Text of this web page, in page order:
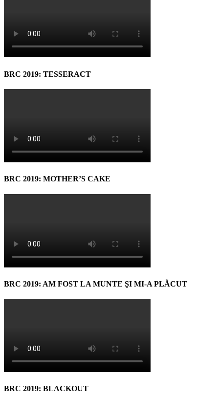
BRC 2019: TESSERACT
BRC 2019: MOTHER’S CAKE
BRC 2019: AM FOST LA MUNTE ŞI MI-A PLĂCUT
BRC 2019: BLACKOUT